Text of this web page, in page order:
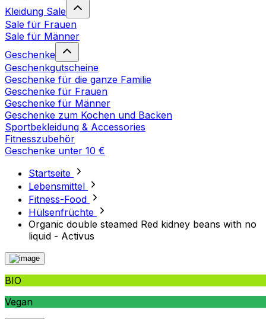
Kleidung Sale
Sale für Frauen
Sale für Männer
Geschenke
Geschenkgutscheine
Geschenke für die ganze Familie
Geschenke für Frauen
Geschenke für Männer
Geschenke zum Kochen und Backen
Sportbekleidung & Accessories
Fitnesszubehör
Geschenke unter 10 €
Startseite
Lebensmittel
Fitness-Food
Hülsenfrüchte
Organic double steamed Red kidney beans with no
liquid - Activus
BIO
Vegan